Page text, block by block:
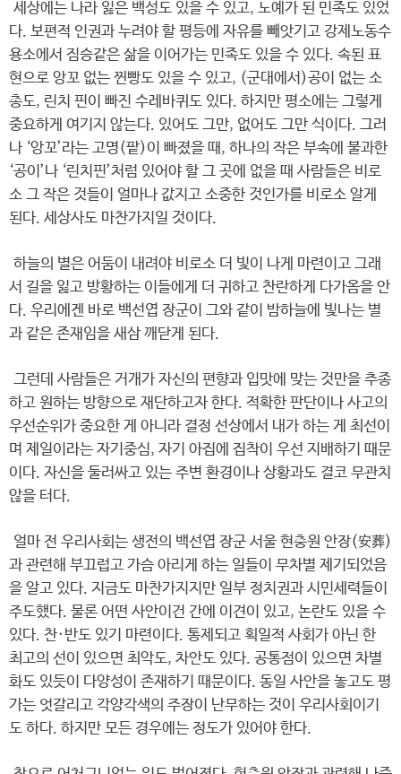
세상에는 나라 잃은 백성도 있을 수 있고, 노예가 된 민족도 있었
다. 보편적 인권과 누려야 할 평등에 자유를 빼앗기고 강제노동수
용소에서 짐승같은 삶을 이어가는 민족도 있을 수 있다. 속된 표
현으로 앙꼬 없는 찐빵도 있을 수 있고, (군대에서)공이 없는 소
총도, 린치 핀이 빠진 수레바퀴도 있다. 하지만 평소에는 그렇게
중요하게 여기지 않는다. 있어도 그만, 없어도 그만 식이다. 그러
나 ‘앙꼬’라는 고명(팥)이 빠졌을 때, 하나의 작은 부속에 불과한
‘공이’나 ‘린치핀’처럼 있어야 할 그 곳에 없을 때 사람들은 비로
소 그 작은 것들이 얼마나 값지고 소중한 것인가를 비로소 알게
된다. 세상사도 마찬가지일 것이다.
하늘의 별은 어둠이 내려야 비로소 더 빛이 나게 마련이고 그래
서 길을 잃고 방황하는 이들에게 더 귀하고 찬란하게 다가옴을 안
다. 우리에겐 바로 백선엽 장군이 그와 같이 밤하늘에 빛나는 별
과 같은 존재임을 새삼 깨닫게 된다.
그런데 사람들은 거개가 자신의 편향과 입맛에 맞는 것만을 추종
하고 원하는 방향으로 재단하고자 한다. 적확한 판단이나 사고의
우선순위가 중요한 게 아니라 결정 선상에서 내가 하는 게 최선이
며 제일이라는 자기중심, 자기 아집에 집착이 우선 지배하기 때문
이다. 자신을 둘러싸고 있는 주변 환경이나 상황과도 결코 무관치
않을 터다.
얼마 전 우리사회는 생전의 백선엽 장군 서울 현충원 안장(安葬)
과 관련해 부끄럽고 가슴 아리게 하는 일들이 무차별 제기되었음
을 알고 있다. 지금도 마찬가지지만 일부 정치권과 시민세력들이
주도했다. 물론 어떤 사안이건 간에 이견이 있고, 논란도 있을 수
있다. 찬·반도 있기 마련이다. 통제되고 획일적 사회가 아닌 한
최고의 선이 있으면 최악도, 차안도 있다. 공통점이 있으면 차별
화도 있듯이 다양성이 존재하기 때문이다. 동일 사안을 놓고도 평
가는 엇갈리고 각양각색의 주장이 난무하는 것이 우리사회이기
도 하다. 하지만 모든 경우에는 정도가 있어야 한다.